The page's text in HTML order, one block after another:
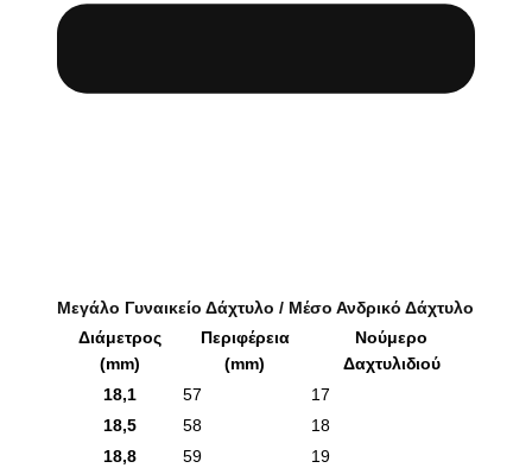
Μεγάλο Γυναικείο Δάχτυλο / Μέσο Ανδρικό Δάχτυλο
Διάμετρος
(mm)
Περιφέρεια
(mm)
Νούμερο
Δαχτυλιδιού
18,1
57
17
18,5
58
18
18,8
59
19